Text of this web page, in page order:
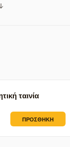
ταινία
ΠΡΟΣΘΉΚΗ